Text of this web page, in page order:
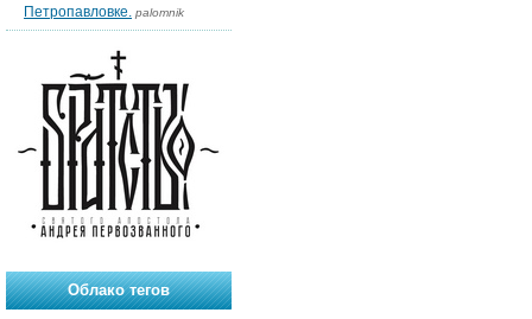
Петропавловке. palomnik
Облако тегов